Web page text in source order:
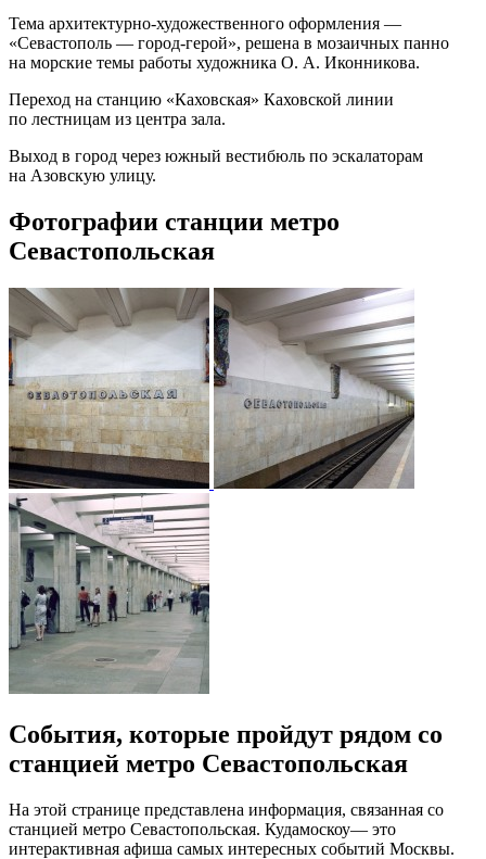
Тема архитектурно-художественного оформления —
«Севастополь — город-герой», решена в мозаичных панно
на морские темы работы художника О. А. Иконникова.
Переход на станцию «Каховская» Каховской линии
по лестницам из центра зала.
Выход в город через южный вестибюль по эскалаторам
на Азовскую улицу.
Фотографии станции метро
Севастопольская
События, которые пройдут рядом со
станцией метро Севастопольская
На этой странице представлена информация, связанная со
станцией метро Севастопольская. Кудамоскоу— это
интерактивная афиша самых интересных событий Москвы.